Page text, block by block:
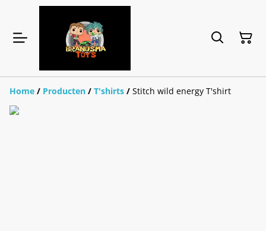
Home / Producten / T'shirts / Stitch wild energy T'shirt